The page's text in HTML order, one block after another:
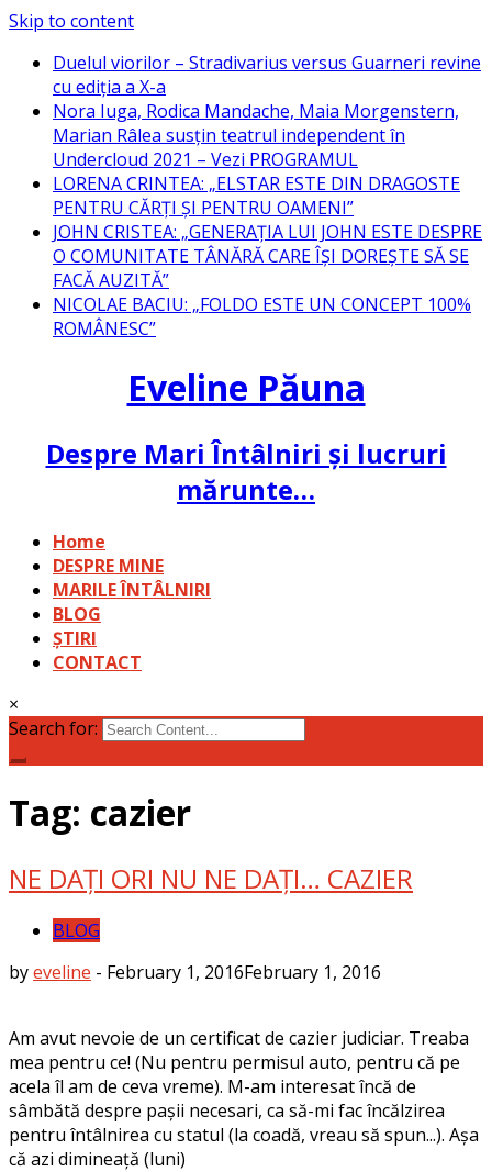
Skip to content
Duelul viorilor – Stradivarius versus Guarneri revine
cu ediția a X-a
Nora Iuga, Rodica Mandache, Maia Morgenstern,
Marian Râlea susțin teatrul independent în
Undercloud 2021 – Vezi PROGRAMUL
LORENA CRINTEA: „ELSTAR ESTE DIN DRAGOSTE
PENTRU CĂRȚI ȘI PENTRU OAMENI”
JOHN CRISTEA: „GENERAȚIA LUI JOHN ESTE DESPRE
O COMUNITATE TÂNĂRĂ CARE ÎȘI DOREȘTE SĂ SE
FACĂ AUZITĂ”
NICOLAE BACIU: „FOLDO ESTE UN CONCEPT 100%
ROMÂNESC”
Eveline Păuna
Despre Mari Întâlniri și lucruri
mărunte…
Home
DESPRE MINE
MARILE ÎNTÂLNIRI
BLOG
ȘTIRI
CONTACT
×
Search for:
Tag: cazier
NE DAȚI ORI NU NE DAȚI… CAZIER
BLOG
byeveline - February 1, 2016February 1, 2016
Am avut nevoie de un certificat de cazier judiciar. Treaba
mea pentru ce! (Nu pentru permisul auto, pentru că pe
acela îl am de ceva vreme). M-am interesat încă de
sâmbătă despre pașii necesari, ca să-mi fac încălzirea
pentru întâlnirea cu statul (la coadă, vreau să spun...). Așa
că azi dimineață (luni)